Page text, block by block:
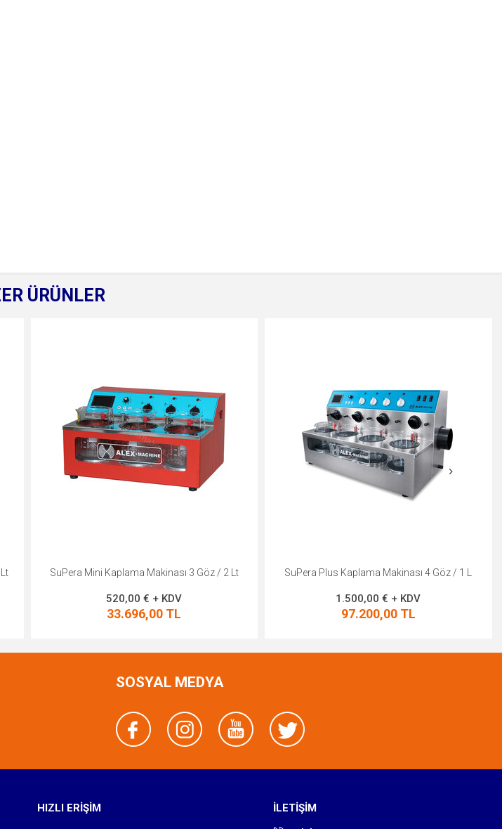
ÜRÜNLER
SuPera Plus Kaplama Makinası 4 Göz / 1 L
1.500,00 € + KDV
97.200,00 TL
SuPera Plus Kaplama Makinası 4 Göz / 2 L
1.900,00 € + KDV
123.120,00 TL
SOSYAL MEDYA
HIZLI ERİŞİM İLETİŞİM